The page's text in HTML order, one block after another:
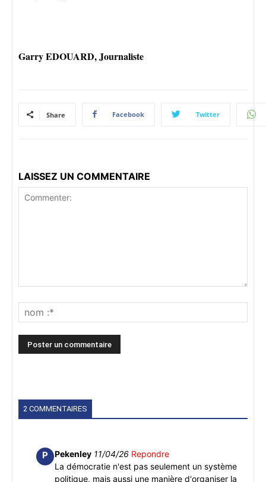
Garry EDOUARD, Journaliste
Share Facebook Twitter
LAISSEZ UN COMMENTAIRE
2 COMMENTAIRES
P Pekenley 11/04/26 Repondre
La démocratie n'est pas seulement un système
politique, mais aussi une manière d'organiser la